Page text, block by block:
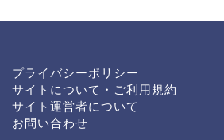
プライバシーポリシー
サイトについて・ご利用規約
サイト運営者について
お問い合わせ